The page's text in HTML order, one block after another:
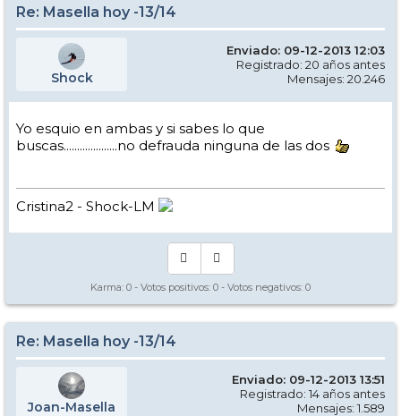
Re: Masella hoy -13/14
Shock
Enviado: 09-12-2013 12:03
Registrado: 20 años antes
Mensajes: 20.246
Yo esquio en ambas y si sabes lo que
buscas....................no defrauda ninguna de las dos
Cristina2 - Shock-LM
Karma: 0 - Votos positivos: 0 - Votos negativos: 0
Re: Masella hoy -13/14
Joan-Masella
Enviado: 09-12-2013 13:51
Registrado: 14 años antes
Mensajes: 1.589